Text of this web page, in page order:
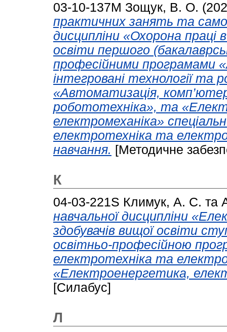
03-10-137М Зощук, В. О.
практичних занять та
дисципліни «Охорона праці
освіти першого
професійними програмами
інтегровані технології та
«Автоматизація,
робототехніка», та
електромеханіка»
електротехніка та
навчання. [Методичне
К
04-03-221S Климук, А. С. та
навчальної дисципліни
здобувачів вищої освіти
освітньо-професійною
електротехніка та
«Електроенергетика,
[Силабус]
Л